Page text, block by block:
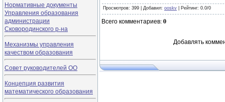
Нормативные документы
Управления образования
администрации
Сковородинского р-на
Механизмы управления
качеством образования
Совет руководителей ОО
Концепция развития
математического образования
Просмотров: 399 | Добавил: ooskv Рейтинг: 0.0/0
Всего комментариев:0
Добавлять